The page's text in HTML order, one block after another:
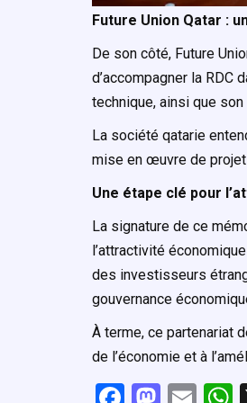
Future Union Qatar :
De son côté, Future
d’accompagner la
technique, ainsi que
La société qatarie
mise en œuvre de
Une étape clé pour
La signature de ce
l’attractivité
des investisseurs
gouvernance
À terme, ce partenariat
de l’économie et à